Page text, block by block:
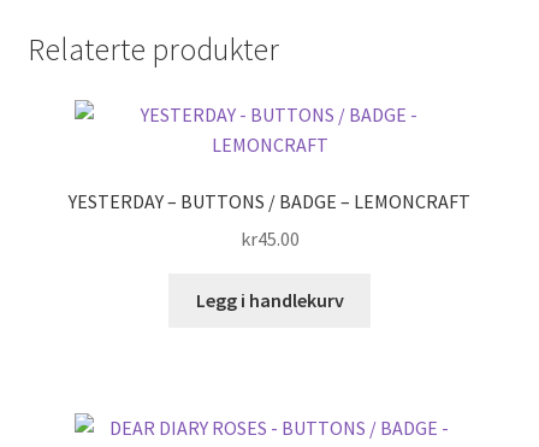
Relaterte produkter
YESTERDAY – BUTTONS / BADGE – LEMONCRAFT
kr45.00
Legg i handlekurv